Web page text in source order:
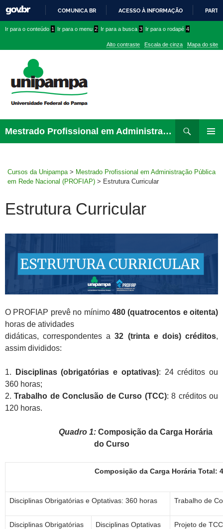
PARA
CONTEÚDO
COMUNICA BR ACESSO À INFORMAÇÃO
conteúdo
menu
superior
menu
Ir para o conteúdo 1 Ir para o menu 2 Ir para a busca 3 Ir para o rodapé 4
Alto contraste Escala de cinza Mapa do site
Mestrado Profissional em Administração Pública em Rede Nacional (PROFIAP)
para
Cursos da Unipampa > Mestrado Profissional em Administração Pública
em Rede Nacional (PROFIAP) > Estrutura Curricular
Estrutura Curricular
O PROFIAP prevê no mínimo 480 (quatrocentos e oitenta)
horas de atividades
didáticas, correspondentes a32 (trinta e dois) créditos,
assim divididos:
1. Disciplinas (obrigatórias e optativas): 24 créditos ou
360 horas;
2.Trabalho de Conclusão de Curso (TCC): 8 créditos ou
120 horas.
Quadro 1:Composição da Carga Horária
do Curso
Composição da Carga Horária Total:
Disciplinas Obrigatórias e Optativas: 360 horas Trabalho de
Disciplinas Obrigatórias Disciplinas Optativas Projeto de TCC